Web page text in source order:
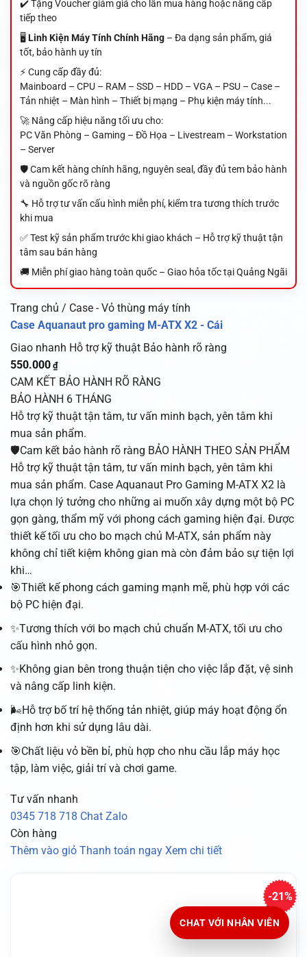
✔️ Tặng Voucher giảm giá cho lần mua hàng hoặc nâng cấp
tiếp theo
🖥️ Linh Kiện Máy Tính Chính Hãng– Đa dạng sản phẩm, giá
tốt, bảo hành uy tín
⚡ Cung cấp đầy đủ:
Mainboard – CPU – RAM – SSD – HDD – VGA – PSU – Case –
Tản nhiệt – Màn hình – Thiết bị mạng – Phụ kiện máy tính...
🚀 Nâng cấp hiệu năng tối ưu cho:
PC Văn Phòng – Gaming – Đồ Họa – Livestream – Workstation
– Server
🛡️ Cam kết hàng chính hãng, nguyên seal, đầy đủ tem bảo hành
và nguồn gốc rõ ràng
🔧 Hỗ trợ tư vấn cấu hình miễn phí, kiểm tra tương thích trước
khi mua
✅ Test kỹ sản phẩm trước khi giao khách – Hỗ trợ kỹ thuật tận
tâm sau bán hàng
🚚 Miễn phí giao hàng toàn quốc – Giao hỏa tốc tại Quảng Ngãi
Trang chủ / Case - Vỏ thùng máy tính
Case Aquanaut pro gaming M-ATX X2 - Cái
Giao nhanh Hỗ trợ kỹ thuật Bảo hành rõ ràng
550.000 ₫
CAM KẾT BẢO HÀNH RÕ RÀNG
BẢO HÀNH 6 THÁNG
Hỗ trợ kỹ thuật tận tâm, tư vấn minh bạch, yên tâm khi
mua sản phẩm.
🛡️Cam kết bảo hành rõ ràng BẢO HÀNH THEO SẢN PHẨM
Hỗ trợ kỹ thuật tận tâm, tư vấn minh bạch, yên tâm khi
mua sản phẩm. Case Aquanaut Pro Gaming M-ATX X2 là
lựa chọn lý tưởng cho những ai muốn xây dựng một bộ PC
gọn gàng, thẩm mỹ với phong cách gaming hiện đại. Được
thiết kế tối ưu cho bo mạch chủ M-ATX, sản phẩm này
không chỉ tiết kiệm không gian mà còn đảm bảo sự tiện lợi
khi…
🎯Thiết kế phong cách gaming mạnh mẽ, phù hợp với các
bộ PC hiện đại.
✨Tương thích với bo mạch chủ chuẩn M-ATX, tối ưu cho
cấu hình nhỏ gọn.
✨Không gian bên trong thuận tiện cho việc lắp đặt, vệ sinh
và nâng cấp linh kiện.
🌬️Hỗ trợ bố trí hệ thống tản nhiệt, giúp máy hoạt động ổn
định hơn khi sử dụng lâu dài.
🎯Chất liệu vỏ bền bỉ, phù hợp cho nhu cầu lắp máy học
tập, làm việc, giải trí và chơi game.
Tư vấn nhanh
0345 718 718 Chat Zalo
Còn hàng
Thêm vào giỏ Thanh toán ngay Xem chi tiết
-21%
CHAT VỚI NHÂN VIÊN